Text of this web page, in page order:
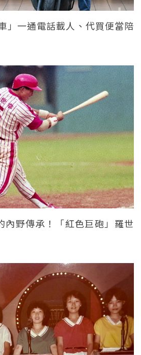
」一通電話載人、代買便當陪
內野傳承！「紅色巨砲」羅世